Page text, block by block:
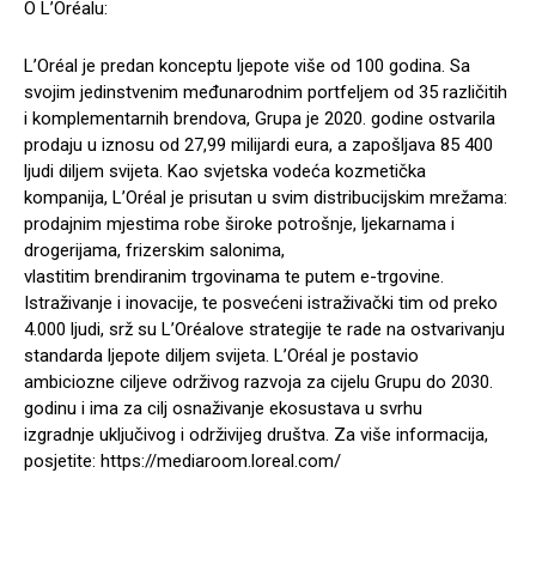
O L’Oréalu:
L’Oréal je predan konceptu ljepote više od 100 godina. Sa
svojim jedinstvenim međunarodnim portfeljem od 35 različitih
i komplementarnih brendova, Grupa je 2020. godine ostvarila
prodaju u iznosu od 27,99 milijardi eura, a zapošljava 85 400
ljudi diljem svijeta. Kao svjetska vodeća kozmetička
kompanija, L’Oréal je prisutan u svim distribucijskim mrežama:
prodajnim mjestima robe široke potrošnje, ljekarnama i
drogerijama, frizerskim salonima,
vlastitim brendiranim trgovinama te putem e-trgovine.
Istraživanje i inovacije, te posvećeni istraživački tim od preko
4.000 ljudi, srž su L’Oréalove strategije te rade na ostvarivanju
standarda ljepote diljem svijeta. L’Oréal je postavio
ambiciozne ciljeve održivog razvoja za cijelu Grupu do 2030.
godinu i ima za cilj osnaživanje ekosustava u svrhu
izgradnje uključivog i održivijeg društva. Za više informacija,
posjetite: https://mediaroom.loreal.com/